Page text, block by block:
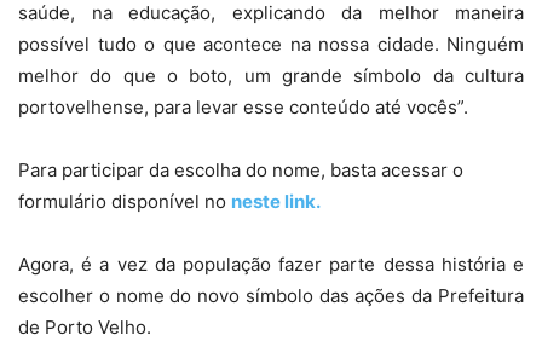
saúde, na educação, explicando da melhor maneira
possível tudo o que acontece na nossa cidade. Ninguém
melhor do que o boto, um grande símbolo da cultura
portovelhense, para levar esse conteúdo até vocês”.
Para participar da escolha do nome, basta acessar o
formulário disponível no neste link.
Agora, é a vez da população fazer parte dessa história e
escolher o nome do novo símbolo das ações da Prefeitura
de Porto Velho.